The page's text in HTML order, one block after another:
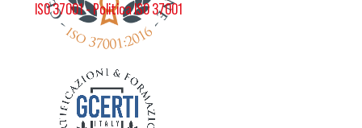
ISO 37001 - Politica ISO 37001